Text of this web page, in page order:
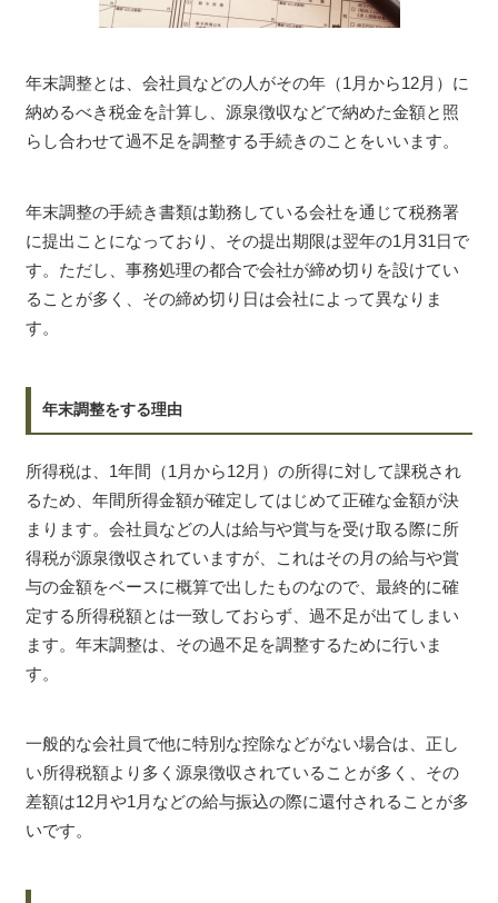
年末調整とは、会社員などの人がその年（1月から12月）に
納めるべき税金を計算し、源泉徴収などで納めた金額と照
らし合わせて過不足を調整する手続きのことをいいます。
年末調整の手続き書類は勤務している会社を通じて税務署
に提出ことになっており、その提出期限は翌年の1月31日で
す。ただし、事務処理の都合で会社が締め切りを設けてい
ることが多く、その締め切り日は会社によって異なりま
す。
年末調整をする理由
所得税は、1年間（1月から12月）の所得に対して課税され
るため、年間所得金額が確定してはじめて正確な金額が決
まります。会社員などの人は給与や賞与を受け取る際に所
得税が源泉徴収されていますが、これはその月の給与や賞
与の金額をベースに概算で出したものなので、最終的に確
定する所得税額とは一致しておらず、過不足が出てしまい
ます。年末調整は、その過不足を調整するために行いま
す。
一般的な会社員で他に特別な控除などがない場合は、正し
い所得税額より多く源泉徴収されていることが多く、その
差額は12月や1月などの給与振込の際に還付されることが多
いです。